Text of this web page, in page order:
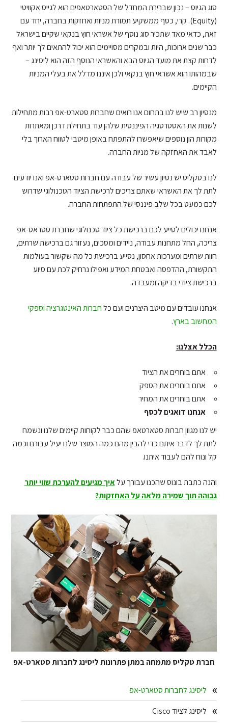
סוג הגיוס – נכון שברירת המחדל של הסטארטאפים הוא לגייס אקוויטי
(Equity). קרי, כסף ממשקיע תמורת מניות ואחזקות בחברה, יחד עם
זאת, כדאי מאד שתכיר סוג נוסף של אשראי חוץ בנקאי שקיים בישראל
כבר שנים ארוכות, היות ובמקרים מסויימים הוא יכול להתאים לך יותר ואף
לדחות קצת את מועד הגיוס הבא והאשראי הנוסף הזה הוא ליסינג –
שבמהותו הוא אשראי חוץ בנקאי ולכן איננו מדלל את בעלי המניות
הקיימים.
מנסיון רב שיש לנו בתחום אנו רואים שחברות סטארט-אפ רבות מתחילות
לשנות את האסטרטגיה הפיננסית שלהן עוד בתחילת דרכן ומאתרות
מקורות הון נוספים שיאפשרו להתפתח באופן מיטבי לטווח הארוך בלי
לאבד את האחזקה של מניות החברה.
לנו בטקליס יש נסיון עשיר של עבודה עם חברות סטארט-אפ ואנו יודעים
לתת לך את האשראי שאתם צריכים לרכישת הציוד הטכנולוגי שדרוש
לכם כמעט בכל שלב פיננסי של התפתחות החברה.
אנחנו יכולים לסייע לכם ברכישת כל ציוד טכנולוגי שחברת סטראט-אפ
צריכה, החל מתחנות עבודה, ניידים ומסכים, נעזור גם ברכישת שרתים,
חוות שרתים ומערכות אחסון, נסייע ברכישת כל מה שקשור בעולמות
התקשורת, ההדפסה ואבטחת המידע ואפילו נרחיק לכת עם סיוע
ברכישת ציודי בדיקה ומעבדה.
אנחנו עובדים עם מיטב היצרנים ועם כלחברות האינטגרציה וספקי
המחשוב בארץ.
הכלל אצלנו:
אתם בוחרים את הציוד
אתם בוחרים את הספק
אתם בוחרים את המחיר
אנחנו דואגים לכסף
יש לנו מגוון חברות סטארטאפ שהם כבר לקוחות קיימים שלנו ונשמח
לתת לך לדבר איתם כדי להבין מהם כמה המוצר שלנו יעיל עבורם וכמה
קל ונוח להם לעבוד איתנו.
והנה כתבת בונוס שהכנו עבורך עלאיך מגיעים להערכת שווי יותר
גבוהה תוך שמירה מלאה על האחזקות?
חברת טקליס מתמחה במתן פתרונות ליסינג לחברות סטארט-אפ
Primary
Sidebar
ליסינג לחברות סטארט-אפ
ליסינג לציוד Cisco